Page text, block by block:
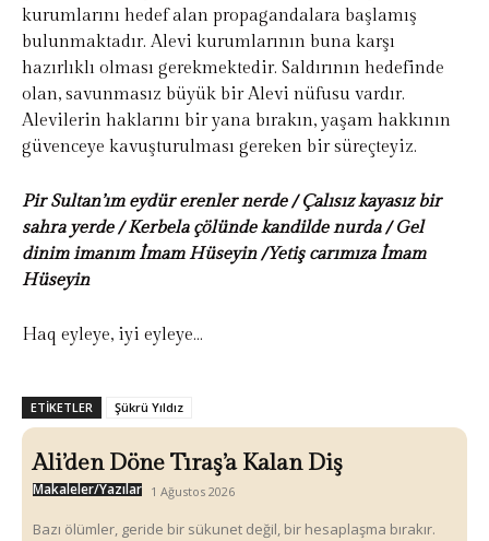
kurumlarını hedef alan propagandalara başlamış
bulunmaktadır. Alevi kurumlarının buna karşı
hazırlıklı olması gerekmektedir. Saldırının hedefinde
olan, savunmasız büyük bir Alevi nüfusu vardır.
Alevilerin haklarını bir yana bırakın, yaşam hakkının
güvenceye kavuşturulması gereken bir süreçteyiz.
Pir Sultan’ım eydür erenler nerde / Çalısız kayasız bir
sahra yerde / Kerbela çölünde kandilde nurda / Gel
dinim imanım İmam Hüseyin /Yetiş carımıza İmam
Hüseyin
Haq eyleye, iyi eyleye…
ETIKETLER Şükrü Yıldız
Ali’den Döne Tıraş’a Kalan Diş
Makaleler/Yazılar 1 Ağustos 2026
Bazı ölümler, geride bir sükunet değil, bir hesaplaşma bırakır.